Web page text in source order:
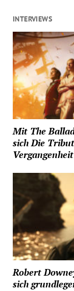
INTERVIEWS
Mit The
sich Die
Robert
sich